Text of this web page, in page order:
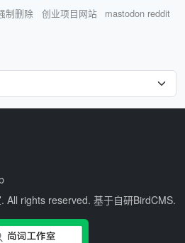
制删除 创业项目网站
mastodon reddit
. All rights reserved. 基于自研BirdCMS.